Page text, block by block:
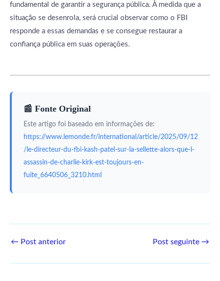
fundamental de garantir a segurança pública. À medida que a
situação se desenrola, será crucial observar como o FBI
responde a essas demandas e se consegue restaurar a
confiança pública em suas operações.
📰 Fonte Original
Este artigo foi baseado em informações de:
https://www.lemonde.fr/international/article/2025/09/12
/le-directeur-du-fbi-kash-patel-sur-la-sellette-alors-que-l-
assassin-de-charlie-kirk-est-toujours-en-
fuite_6640506_3210.html
← Post anterior Post seguinte →